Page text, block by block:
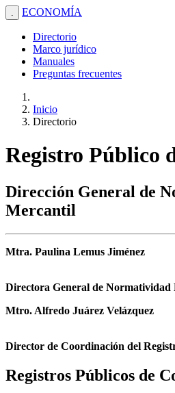
. ECONOMÍA
Directorio
Marco jurídico
Manuales
Preguntas frecuentes
Inicio
Directorio
Registro Público
Dirección General de
Mercantil
Mtra. Paulina Lemus Jiménez
Directora General de Normatividad
Mtro. Alfredo Juárez Velázquez
Director de Coordinación del
Registros Públicos de